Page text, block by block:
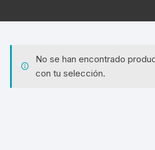
No se han encontrado
con tu selección.